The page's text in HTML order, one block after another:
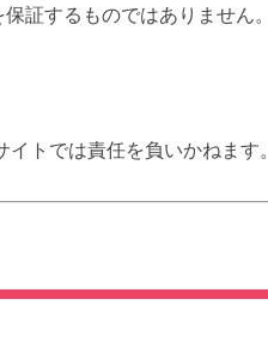
証するものではありません。
トでは責任を負いかねます。